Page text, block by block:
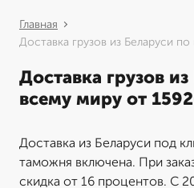
Главная
Доставка грузов из Беларуси
Доставка грузов
всему миру от
Доставка из Беларуси под
таможня включена. При
скидка от 16 процентов. С